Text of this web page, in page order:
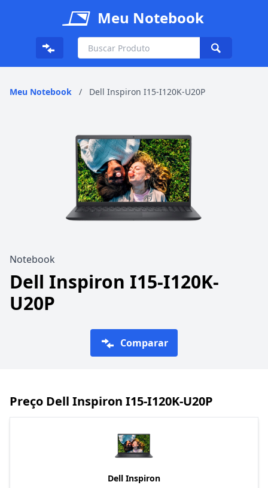
Meu Notebook
Meu Notebook / Dell Inspiron I15-I120K-U20P
Notebook
Dell Inspiron I15-I120K-
U20P
Comparar
Preço Dell Inspiron I15-I120K-U20P
Dell Inspiron